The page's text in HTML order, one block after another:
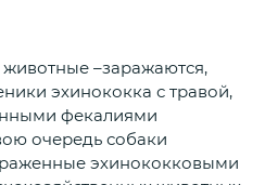
–заражаются,
эхинококка с травой,
фекалиями
очередь собаки
эхинококковыми